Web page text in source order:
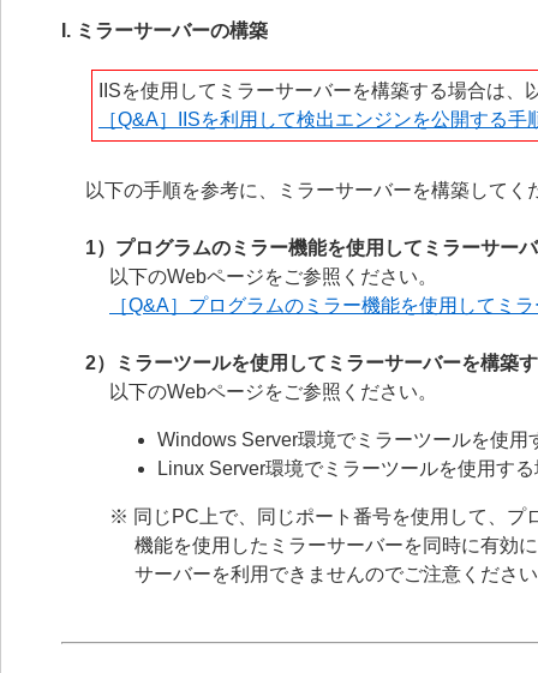
I. ミラーサーバーの構築
IISを使用してミラーサーバーを構築する場合は
［Q&A］IISを利用して検出エンジンを公開する手
以下の手順を参考に、ミラーサーバーを構築してく
1）プログラムのミラー機能を使用してミラーサー
以下のWebページをご参照ください。
［Q&A］プログラムのミラー機能を使用してミ
2）ミラーツールを使用してミラーサーバーを構築
以下のWebページをご参照ください。
Windows Server環境でミラーツールを使用
Linux Server環境でミラーツールを使用す
※ 同じPC上で、同じポート番号を使用して、プ
機能を使用したミラーサーバーを同時に有効
サーバーを利用できませんのでご注意くださ